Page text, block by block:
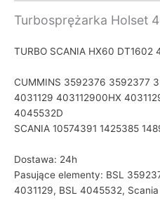
Turbosprężarka Holset
TURBO SCANIA HX60 DT1602
CUMMINS 3592376 3592377
4031129 403112900HX
4045532D
SCANIA 10574391 1425385
Dostawa: 24h
Pasujące elementy: BSL
4031129, BSL 4045532,